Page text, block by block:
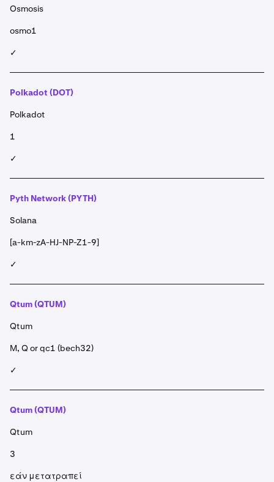
Osmosis
osmo1
✓
Polkadot (DOT)
Polkadot
1
✓
Pyth Network (PYTH)
Solana
[a-km-zA-HJ-NP-Z1-9]
✓
Qtum (QTUM)
Qtum
M, Q or qc1 (bech32)
✓
Qtum (QTUM)
Qtum
3
εάν μετατραπεί